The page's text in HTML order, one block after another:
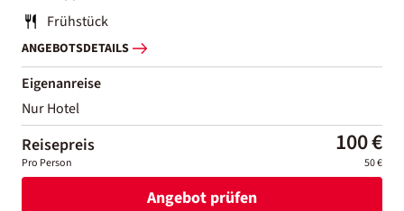
Frühstück
ANGEBOTSDETAILS
Eigenanreise
Nur Hotel
Reisepreis 100 €
Pro Person 50 €
Angebot prüfen